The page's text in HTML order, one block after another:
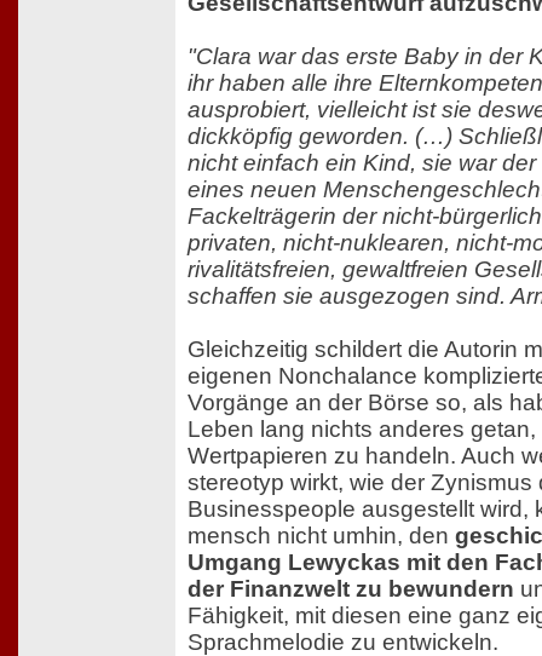
"Clara war das erste Baby in der
ihr haben alle ihre
ausprobiert, vielleicht ist sie
dickköpfig geworden. (…)
nicht einfach ein Kind, sie war
eines neuen
Fackelträgerin der nicht-
privaten, nicht-nuklearen, nicht-
rivalitätsfreien, gewaltfreien
schaffen sie ausgezogen sind.
Gleichzeitig schildert die Autorin
eigenen Nonchalance
Vorgänge an der Börse so, als
Leben lang nichts anderes getan,
Wertpapieren zu handeln. Auch
stereotyp wirkt, wie der Zynismus
Businesspeople ausgestellt wird,
mensch nicht umhin, den
Umgang Lewyckas mit den
der Finanzwelt zu bewundern
Fähigkeit, mit diesen eine ganz
Sprachmelodie zu entwickeln.